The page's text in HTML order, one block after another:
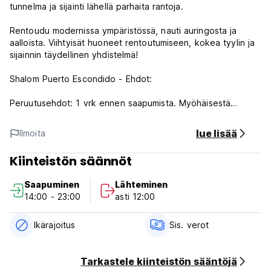
tunnelma ja sijainti lähellä parhaita rantoja.
Rentoudu modernissa ympäristössä, nauti auringosta ja
aalloista. Viihtyisät huoneet rentoutumiseen, kokea tyylin ja
sijainnin täydellinen yhdistelmä!
Shalom Puerto Escondido - Ehdot:
Peruutusehdot: 1 vrk ennen saapumista. Myöhäisestä
ensimmäisen yön hinta.
Sisäänkirjautuminen klo 14.00-24.00.
Uloskirjautuminen ennen klo 11.00.
Maksu saapumisen yhteydessä vain käteisellä.
Verot sisältyvät.
Aamiainen ei sisälly hintaan.
24 tunnin vastaanotto.
Ilmoita lue lisää
Kiinteistön säännöt
Saapuminen
14:00 - 23:00
Lähteminen
asti 12:00
Ikärajoitus Sis. verot
Tarkastele kiinteistön sääntöjä